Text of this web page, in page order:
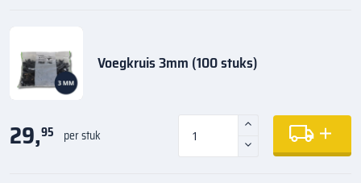
Voegkruis 3mm (100 stuks)
29,95 per stuk